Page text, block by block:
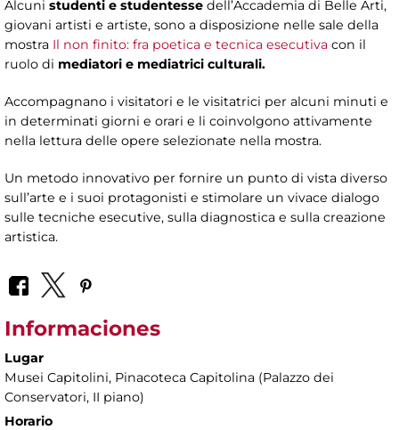
Alcuni studenti e studentesse dell’Accademia di Belle Arti,
giovani artisti e artiste, sono a disposizione nelle sale della
mostra Il non finito: fra poetica e tecnica esecutiva con il
ruolo di mediatori e mediatrici culturali.
Accompagnano i visitatori e le visitatrici per alcuni minuti e
in determinati giorni e orari e li coinvolgono attivamente
nella lettura delle opere selezionate nella mostra.
Un metodo innovativo per fornire un punto di vista diverso
sull’arte e i suoi protagonisti e stimolare un vivace dialogo
sulle tecniche esecutive, sulla diagnostica e sulla creazione
artistica.
Informaciones
Lugar
Musei Capitolini, Pinacoteca Capitolina (Palazzo dei
Conservatori, II piano)
Horario